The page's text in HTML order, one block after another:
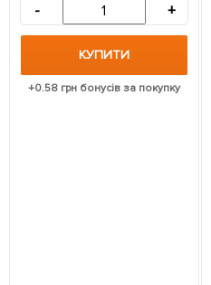
- +
КУПИТИ
+0.58 грн бонусів за покупку